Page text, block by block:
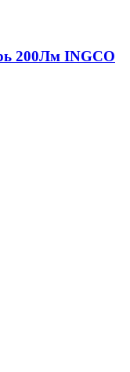
200Лм INGCO